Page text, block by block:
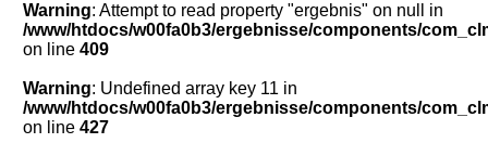
Warning: Attempt to read property "ergebnis" on null in
/www/htdocs/w00fa0b3/ergebnisse/components/
on line 409
Warning: Undefined array key 11 in
/www/htdocs/w00fa0b3/ergebnisse/components/
on line 427